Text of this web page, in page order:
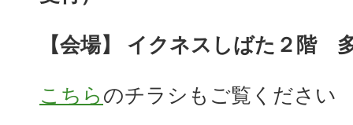
【会場】 イクネスしばた２階
こちら のチラシもご覧ください